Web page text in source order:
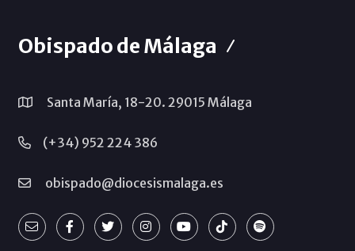
Obispado de Málaga
Santa María, 18-20. 29015 Málaga
(+34) 952 224 386
obispado@diocesismalaga.es